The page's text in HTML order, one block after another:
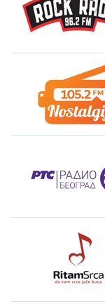
settings
dialog
off,
Picture-
Fullscreen
Beginning